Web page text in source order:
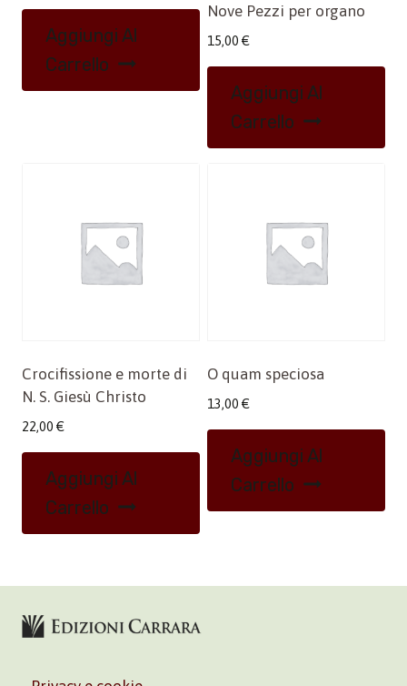
Aggiungi Al
Carrello
Nove Pezzi per organo
15,00 €
Aggiungi Al
Carrello
Crocifissione e morte di
N. S. Giesù Christo
22,00 €
Aggiungi Al
Carrello
O quam speciosa
13,00 €
Aggiungi Al
Carrello